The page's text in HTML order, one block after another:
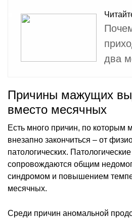
два
Причины мажущих
вместо месячных
Есть много причин, по которым
внезапно закончиться – от
патологических.
сопровождаются общим
синдромом и повышением
месячных.
Среди причин аномальной